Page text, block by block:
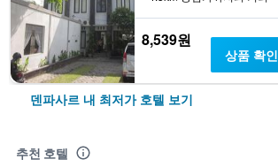
8,539원
상품 확인
덴파사르 내 최저가 호텔 보기
추천 호텔